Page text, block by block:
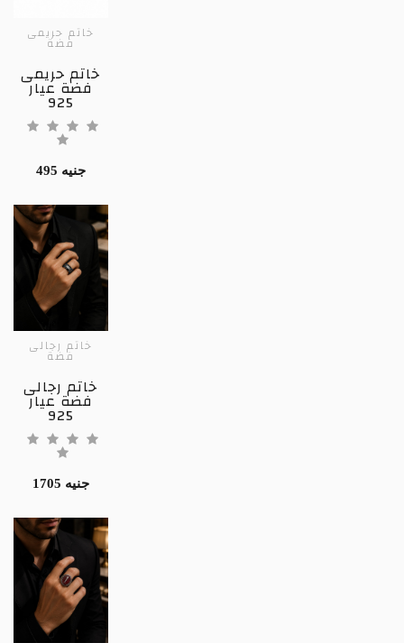
خاتم حريمى
فضة
خاتم حريمى
فضة عيار
925
495 جنيه
خاتم رجالى
فضة
خاتم رجالى
فضة عيار
925
1705 جنيه